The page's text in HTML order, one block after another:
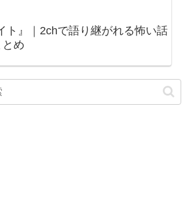
ト』｜2chで語り継がれる怖い話
め